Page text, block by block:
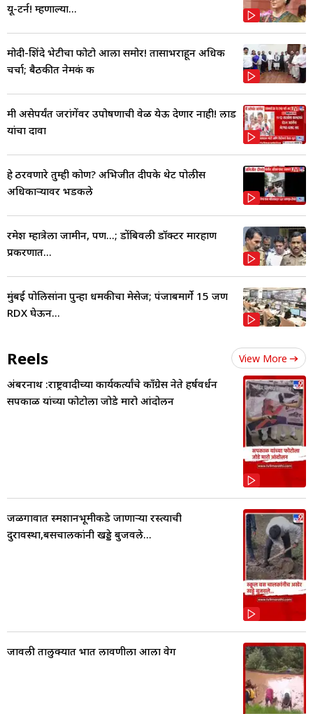
यू-टर्न! म्हणाल्या...
मोदी-शिंदे भेटीचा फोटो आला समोर! तासाभराहून अधिक
चर्चा; बैठकीत नेमकं क
मी असेपर्यंत जरांगेंवर उपोषणाची वेळ येऊ देणार नाही! लाड
यांचा दावा
हे ठरवणारे तुम्ही कोण? अभिजीत दीपके थेट पोलीस
अधिकाऱ्यावर भडकले
रमेश म्हात्रेला जामीन, पण...; डोंबिवली डॉक्टर मारहाण
प्रकरणात...
मुंबई पोलिसांना पुन्हा धमकीचा मेसेज; पंजाबमार्गे 15 जण
RDX घेऊन...
Reels View More
अंबरनाथ :राष्ट्रवादीच्या कार्यकर्त्यांचे काँग्रेस नेते हर्षवर्धन
सपकाळ यांच्या फोटोला जोडे मारो आंदोलन
जळगावात स्मशानभूमीकडे जाणाऱ्या रस्त्याची
दुरावस्था,बसचालकांनी खड्डे बुजवले...
जावली तालुक्यात भात लावणीला आला वेग